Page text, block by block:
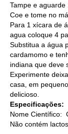
Tampe e aguarde
Coe e tome no
Para 1 xícara de
agua coloque 4
Substitua a água
cardamomo e
indiana que deve
Experimente
casa, em
delicioso.
Especificações:
Nome Científico:
Não contém